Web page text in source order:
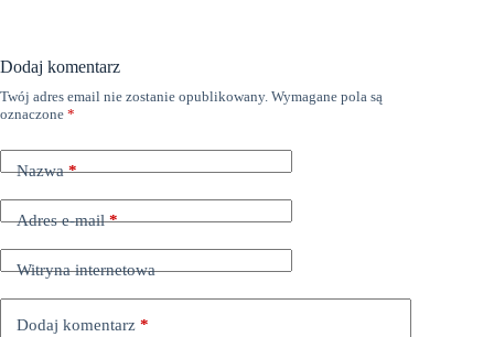
Dodaj komentarz
Twój adres email nie zostanie opublikowany. Wymagane pola są
oznaczone *
Nazwa*
Adres e-mail*
Witryna internetowa
Dodaj komentarz *